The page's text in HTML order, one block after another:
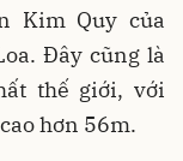
Kim Quy của
Đây cũng là
thế giới, với
hơn 56m.